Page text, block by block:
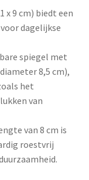
x 9 cm) biedt een
dagelijkse
spiegel met
8,5 cm),
het
van
van 8 cm is
roestvrij